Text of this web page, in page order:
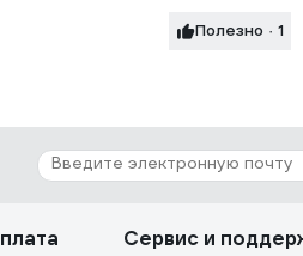
Полезно · 1
Сервис и